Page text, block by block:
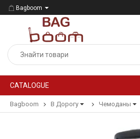
Bagboom
CATALOGUE
Bagboom В Дорогу Чемоданы